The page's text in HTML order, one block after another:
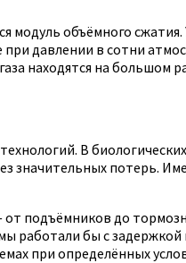
объёмного
давлении в сотни
находятся на большом
В
значительных потерь.
от подъёмников до
работали бы с
при определённых